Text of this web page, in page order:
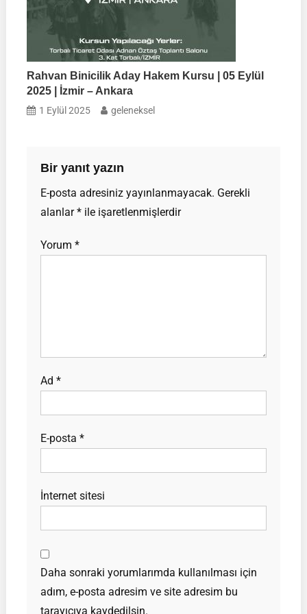
Rahvan Binicilik Aday Hakem Kursu | 05 Eylül
2025 | İzmir – Ankara
1 Eylül 2025 geleneksel
Bir yanıt yazın
E-posta adresiniz yayınlanmayacak. Gerekli
alanlar*ile işaretlenmişlerdir
Yorum *
Ad *
E-posta *
İnternet sitesi
Daha sonraki yorumlarımda kullanılması için
adım, e-posta adresim ve site adresim bu
tarayıcıya kaydedilsin.